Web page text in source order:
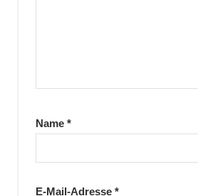
Name *
E-Mail-Adresse *